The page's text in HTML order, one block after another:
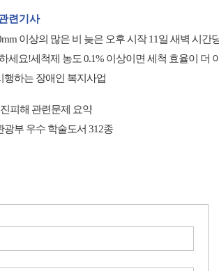
련기사
이상의 많은 비 늦은 오후 시작 11일 새벽 시간
세요!세척제 농도 0.1% 이상이면 세척 효율이 더
행하는 장애인 복지사업
피해 관련문제 요약
광부 우수 학술도서 312종